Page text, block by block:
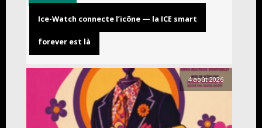
Ice-Watch connecte l’icône — la ICE smart
forever est là
4 août 2026